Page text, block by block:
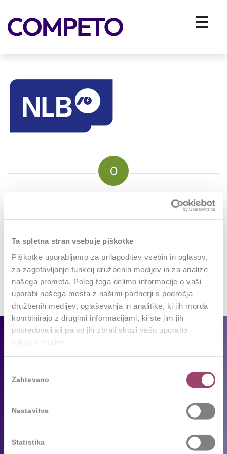
Ta spletna stran vsebuje piškotke
Piškotke uporabljamo za prilagoditev vsebin in oglasov,
za zagotavljanje funkcij družbenih medijev in za analize
našega prometa. Poleg tega delimo informacije o vaši
uporabi našega mesta z našimi partnerji s področja
družbenih medijev, oglaševanja in analitike, ki jih morda
kombinirajo z drugimi informacijami, ki ste jim jih
posredovali ali pa so jih zbrali skozi vašo uporabo
soglasja
Zahtevano
Nastavitve
Statistika
You are here: Home Vhodna stran / ZA PODJETJA nlb
0
Feel free to contribute!
Za objavo komentarja se morateprijaviti.
Za podjetja
Reference
Za kandidate
Prosta delovna mesta